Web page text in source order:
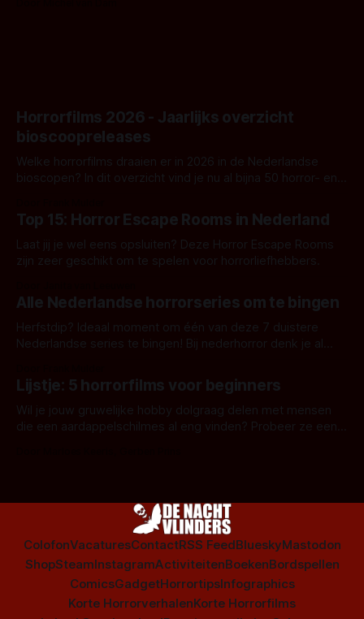
Horrorfilms 2026 - Jaarlijks overzicht
bioscoopreleases
Welke horrorfilms draaien er in 2026 in de Nederlandse
bioscopen? In dit overzicht vind je nu al bijna 50 horror- en
Top 15: Horror Escape Rooms in Nederland
Laat jij je wel eens opsluiten? Deze Horror Escape Rooms
zijn zeer geschikt om te spelen voor horrorliefhebbers.
Alle Nederlandse horrorseries om te bingen
Herfstdip? Ideaal moment om één van deze 7 duistere
Nederlandse series te bingen! Bij nederhorror denk je al
Amsterdamned of The Johnsons. Maar Nederlandse horror
is niet beperkt tot films. Hier een aantal Nederlandse tv-
series uit het duistere of horrorgenre. Als
Lijstje: 5 horrorfilms voor beginners
Wil je jouw gruwelijke hobby dolgraag delen met mensen
die een aardappelschilmes al eng vinden? Probeer ze eens
ColofonVacaturesContactRSS FeedBlueskyMastodon
ShopSteamInstagramActiviteitenBoekenBordspellen
ComicsGadgetHorrortipsInfographics
Korte HorrorverhalenKorte Horrorfilms